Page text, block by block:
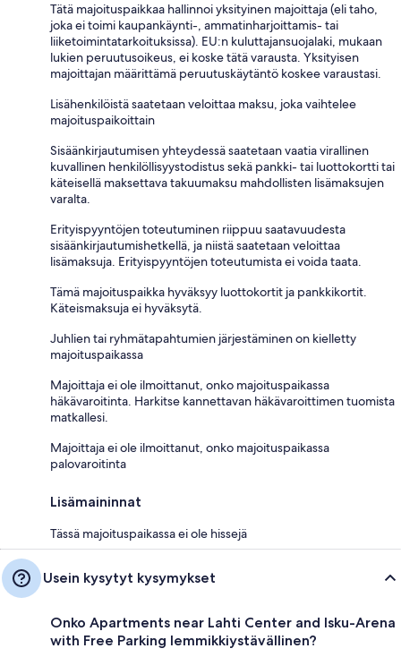
Tätä majoituspaikkaa hallinnoi yksityinen majoittaja (eli taho,
joka ei toimi kaupankäynti-, ammatinharjoittamis- tai
liiketoimintatarkoituksissa). EU:n kuluttajansuojalaki, mukaan
lukien peruutusoikeus, ei koske tätä varausta. Yksityisen
majoittajan määrittämä peruutuskäytäntö koskee varaustasi.
Lisähenkilöistä saatetaan veloittaa maksu, joka vaihtelee
majoituspaikoittain
Sisäänkirjautumisen yhteydessä saatetaan vaatia virallinen
kuvallinen henkilöllisyystodistus sekä pankki- tai luottokortti tai
käteisellä maksettava takuumaksu mahdollisten lisämaksujen
varalta.
Erityispyyntöjen toteutuminen riippuu saatavuudesta
sisäänkirjautumishetkellä, ja niistä saatetaan veloittaa
lisämaksuja. Erityispyyntöjen toteutumista ei voida taata.
Tämä majoituspaikka hyväksyy luottokortit ja pankkikortit.
Käteismaksuja ei hyväksytä.
Juhlien tai ryhmätapahtumien järjestäminen on kielletty
majoituspaikassa
Majoittaja ei ole ilmoittanut, onko majoituspaikassa
häkävaroitinta. Harkitse kannettavan häkävaroittimen tuomista
matkallesi.
Majoittaja ei ole ilmoittanut, onko majoituspaikassa
palovaroitinta
Lisämaininnat
Tässä majoituspaikassa ei ole hissejä
Usein kysytyt kysymykset
Onko Apartments near Lahti Center and Isku-Arena
with Free Parking lemmikkiystävällinen?